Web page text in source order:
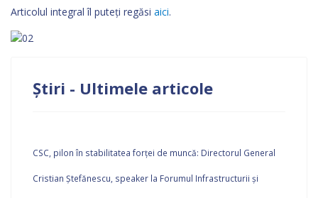
Articolul integral îl puteți regăsi aici.
Știri - Ultimele articole
CSC, pilon în stabilitatea forței de muncă: Directorul General
Cristian Ștefănescu, speaker la Forumul Infrastructurii și